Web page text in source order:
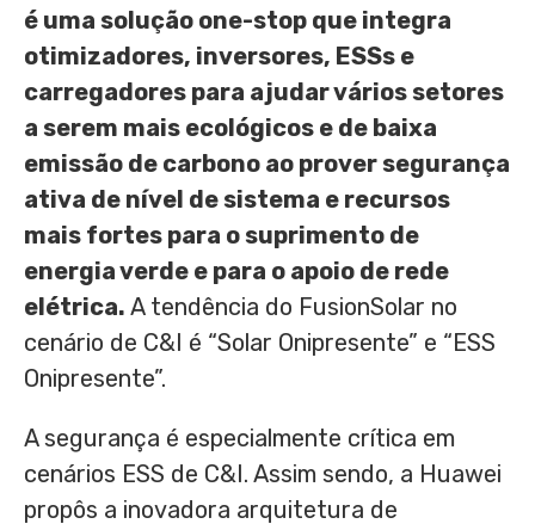
é uma solução one-stop que integra
otimizadores, inversores, ESSs e
carregadores para ajudar vários setores
a serem mais ecológicos e de baixa
emissão de carbono ao prover segurança
ativa de nível de sistema e recursos
mais fortes para o suprimento de
energia verde e para o apoio de rede
elétrica. A tendência do FusionSolar no
cenário de C&I é “Solar Onipresente” e “ESS
Onipresente”.
A segurança é especialmente crítica em
cenários ESS de C&I. Assim sendo, a Huawei
propôs a inovadora arquitetura de